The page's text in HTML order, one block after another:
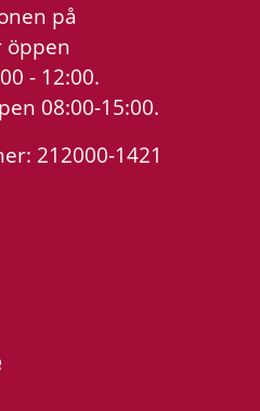
på
öppen
- 12:00.
08:00-15:00.
212000-1421